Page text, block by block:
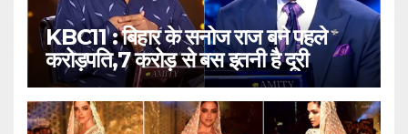
KBC11 : बिहार के सनोज राज बने पहले
करोड़पति,7 करोड़ से बस इतनी है दूरी